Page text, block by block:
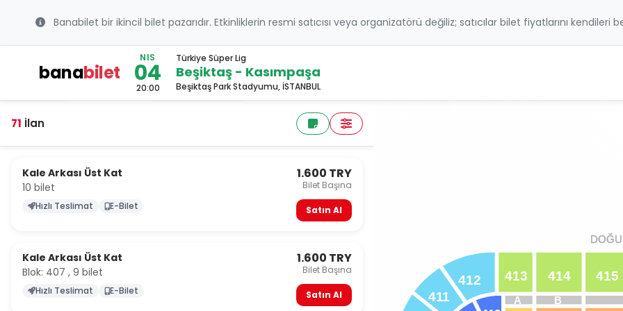
Banabilet bir ikincil bilet pazarıdır. Etkinliklerin resmi satıcısı veya organizatörü değiliz; satıcılar bilet fiyatlarını
banabilet
NIS
04
20:00
Türkiye Süper Lig
Beşiktaş - Kasımpaşa
Beşiktaş Park Stadyumu, İSTANBUL
71 İlan
Kale Arkası Üst Kat
10 bilet
1.600 TRY
Bilet Başına
Hızlı Teslimat
E-Bilet Satın Al
Kale Arkası Üst Kat
Blok: 407 , 9 bilet
1.600 TRY
Bilet Başına
Hızlı Teslimat
E-Bilet Satın Al
412
411
415
414
413
B
A